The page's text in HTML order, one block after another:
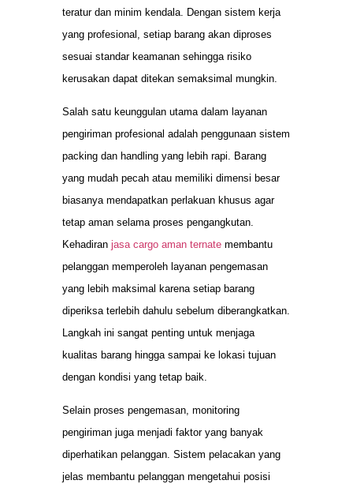
teratur dan minim kendala. Dengan sistem kerja
yang profesional, setiap barang akan diproses
sesuai standar keamanan sehingga risiko
kerusakan dapat ditekan semaksimal mungkin.
Salah satu keunggulan utama dalam layanan
pengiriman profesional adalah penggunaan sistem
packing dan handling yang lebih rapi. Barang
yang mudah pecah atau memiliki dimensi besar
biasanya mendapatkan perlakuan khusus agar
tetap aman selama proses pengangkutan.
Kehadiran jasa cargo aman ternate membantu
pelanggan memperoleh layanan pengemasan
yang lebih maksimal karena setiap barang
diperiksa terlebih dahulu sebelum diberangkatkan.
Langkah ini sangat penting untuk menjaga
kualitas barang hingga sampai ke lokasi tujuan
dengan kondisi yang tetap baik.
Selain proses pengemasan, monitoring
pengiriman juga menjadi faktor yang banyak
diperhatikan pelanggan. Sistem pelacakan yang
jelas membantu pelanggan mengetahui posisi